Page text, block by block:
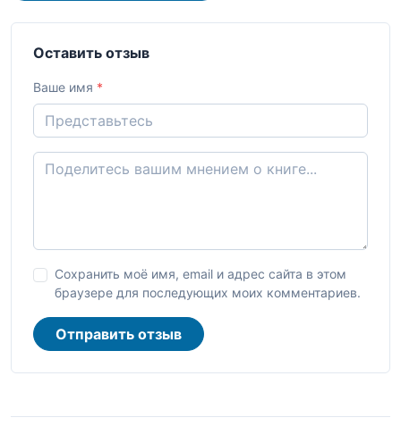
Оставить отзыв
Ваше имя *
Сохранить моё имя, email и адрес сайта в этом
браузере для последующих моих комментариев.
Отправить отзыв